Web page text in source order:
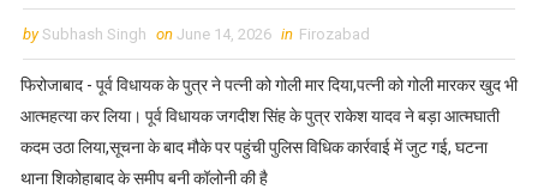
by Subhash Singh on June 14, 2026 in Firozabad
फिरोजाबाद - पूर्व विधायक के पुत्र ने पत्नी को गोली मार दिया,पत्नी को गोली मारकर खुद भी
आत्महत्या कर लिया। पूर्व विधायक जगदीश सिंह के पुत्र राकेश यादव ने बड़ा आत्मघाती
कदम उठा लिया,सूचना के बाद मौके पर पहुंची पुलिस विधिक कार्रवाई में जुट गई, घटना
थाना शिकोहाबाद के समीप बनी कॉलोनी की है